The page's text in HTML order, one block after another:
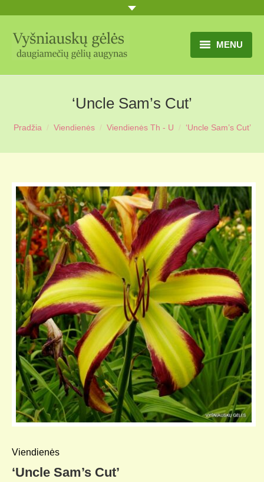
MENU
TITULINIS
GĖLIŲ KATALOGAS
PRANEŠIMAI
KONTAKTAI
APIE MUS
MŪSŲ SODYBA
MŪSŲ AUGYNAS
KELIONIŲ GALERIJA
‘Uncle Sam’s Cut’
Pradžia Viendienės Viendienės Th - U ‘Uncle Sam’s Cut’
Viendienės
‘Uncle Sam’s Cut’